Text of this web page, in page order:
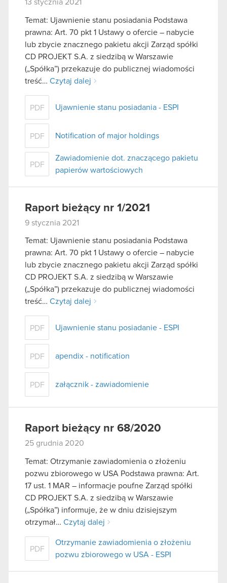
13 stycznia 2021
Temat: Ujawnienie stanu posiadania Podstawa
prawna: Art. 70 pkt 1 Ustawy o ofercie – nabycie
lub zbycie znacznego pakietu akcji Zarząd spółki
CD PROJEKT S.A. z siedzibą w Warszawie
(„Spółka”) przekazuje do publicznej wiadomości
treść… Czytaj dalej
PDF Ujawnienie stanu posiadania - ESPI
PDF Notification of major holdings
PDF
Zawiadomienie dot. znaczącego pakietu
papierów wartościowych
Raport bieżący nr 1/2021
9 stycznia 2021
Temat: Ujawnienie stanu posiadania Podstawa
prawna: Art. 70 pkt 1 Ustawy o ofercie – nabycie
lub zbycie znacznego pakietu akcji Zarząd spółki
CD PROJEKT S.A. z siedzibą w Warszawie
(„Spółka”) przekazuje do publicznej wiadomości
treść… Czytaj dalej
PDF Ujawnienie stanu posiadanie - ESPI
PDF apendix - notification
PDF załącznik - zawiadomienie
Raport bieżący nr 68/2020
25 grudnia 2020
Temat: Otrzymanie zawiadomienia o złożeniu
pozwu zbiorowego w USA Podstawa prawna: Art.
17 ust. 1 MAR – informacje poufne Zarząd spółki
CD PROJEKT S.A. z siedzibą w Warszawie
(„Spółka”) informuje, że w dniu dzisiejszym
otrzymał… Czytaj dalej
PDF
Otrzymanie zawiadomienia o złożeniu
pozwu zbiorowego w USA - ESPI